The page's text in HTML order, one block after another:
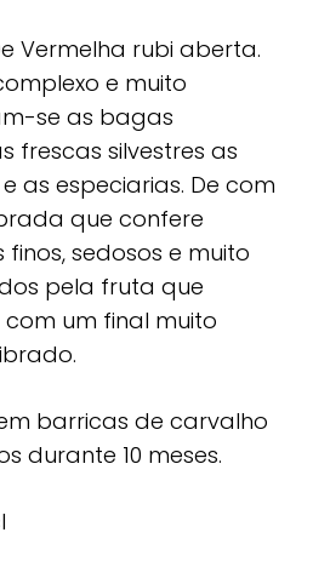
Vermelha rubi aberta.
e muito
se as bagas
frescas silvestres as
as especiarias. De com
que confere
finos, sedosos e muito
pela fruta que
um final muito
barricas de carvalho
durante 10 meses.